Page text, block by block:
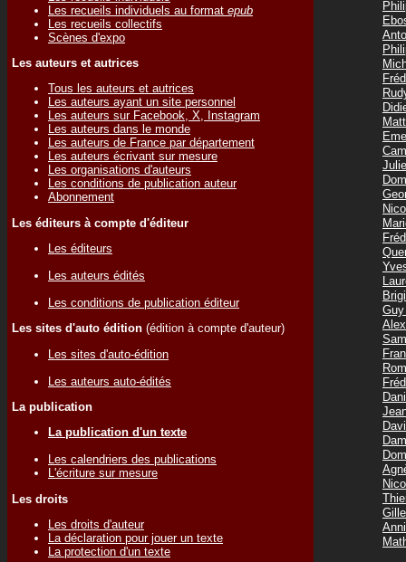
Les recueils individuels au format epub
Les recueils collectifs
Scènes d'expo
Les auteurs et autrices
Tous les auteurs et autrices
Les auteurs ayant un site personnel
Les auteurs sur Facebook, X, Instagram
Les auteurs dans le monde
Les auteurs de France par département
Les auteurs écrivant sur mesure
Les organisations d'auteurs
Les conditions de publication auteur
Abonnement
Les éditeurs à compte d'éditeur
Les éditeurs
Les auteurs édités
Les conditions de publication éditeur
Les sites d'auto édition (édition à compte d'auteur)
Les sites d'auto-édition
Les auteurs auto-édités
La publication
La publication d'un texte
Les calendriers des publications
L'écriture sur mesure
Les droits
Les droits d'auteur
La déclaration pour jouer un texte
La protection d'un texte